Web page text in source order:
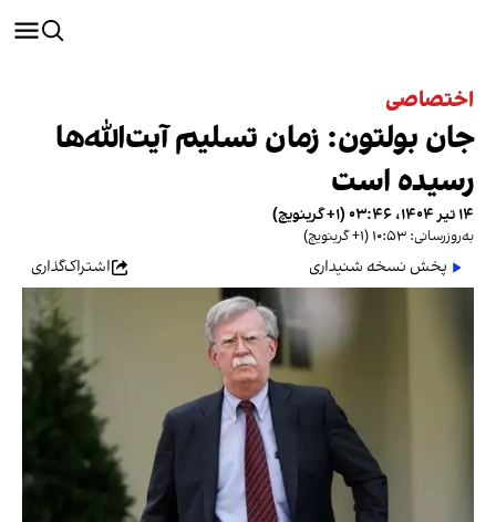
اختصاصی
جان بولتون: زمان تسلیم آیت‌الله‌ها
رسیده است
۱۴ تیر ۱۴۰۴، ۰۳:۴۶ (‎+۱ گرینویچ)
به‌روزرسانی: ۱۰:۵۳ (‎+۱ گرینویچ)
پخش نسخه شنیداری اشتراک‌گذاری